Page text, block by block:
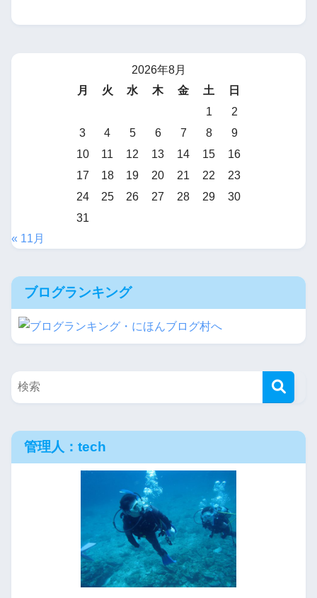
2026年8月
月
火 水 木 金 土
日
1
2
3
4 5 6 7 8
9
10
11 12 13 14 15
16
17
18 19 20 21 22
23
24
25 26 27 28 29
30
31
« 11月
ブログランキング
管理人：tech